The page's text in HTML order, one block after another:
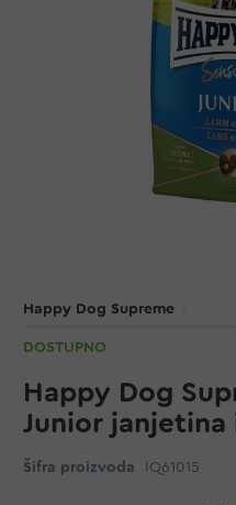
Happy Dog Supreme
DOSTUPNO
Happy Dog
Junior janjetina
Šifra proizvoda IQ61015